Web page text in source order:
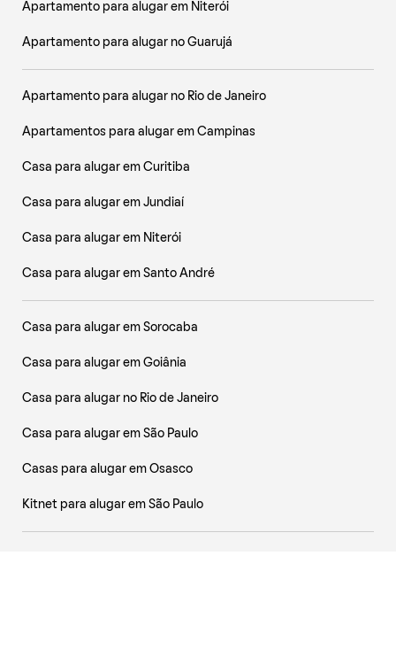
Apartamento para alugar em Niterói
Apartamento para alugar no Guarujá
Apartamento para alugar no Rio de Janeiro
Apartamentos para alugar em Campinas
Casa para alugar em Curitiba
Casa para alugar em Jundiaí
Casa para alugar em Niterói
Casa para alugar em Santo André
Casa para alugar em Sorocaba
Casa para alugar em Goiânia
Casa para alugar no Rio de Janeiro
Casa para alugar em São Paulo
Casas para alugar em Osasco
Kitnet para alugar em São Paulo